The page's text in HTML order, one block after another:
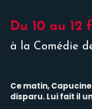
Du 10 au 12
à la Comédie
Ce matin,
disparu. Lui fait il